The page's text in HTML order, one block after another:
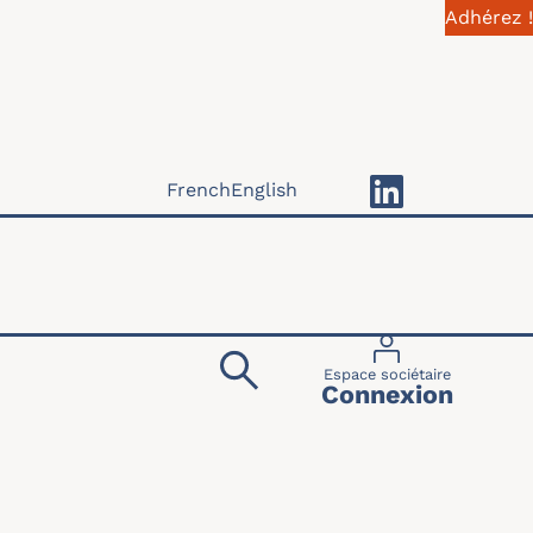
Adhérez !
Menu du
Espace sociétaire
Connexion
FrenchEnglish